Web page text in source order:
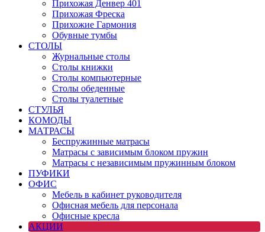
Прихожая Денвер 401
Прихожая Фреска
Прихожие Гармония
Обувные тумбы
СТОЛЫ
Журнальные столы
Столы книжки
Столы компьютерные
Столы обеденные
Столы туалетные
СТУЛЬЯ
КОМОДЫ
МАТРАСЫ
Беспружинные матрасы
Матрасы с зависимым блоком пружин
Матрасы с независимым пружинным блоком
ПУФИКИ
ОФИС
Мебель в кабинет руководителя
Офисная мебель для персонала
Офисные кресла
АКЦИИ